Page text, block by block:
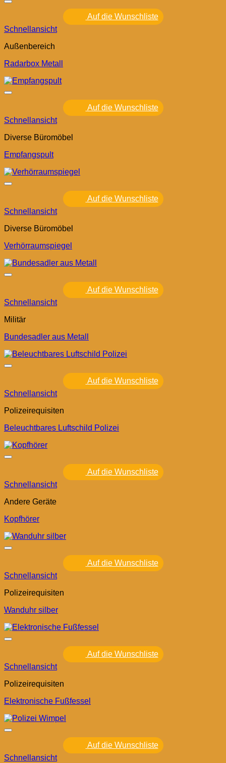
Auf die Wunschliste
Schnellansicht
Außenbereich
Radarbox Metall
Auf die Wunschliste
Schnellansicht
Diverse Büromöbel
Empfangspult
Auf die Wunschliste
Schnellansicht
Diverse Büromöbel
Verhörraumspiegel
Auf die Wunschliste
Schnellansicht
Militär
Bundesadler aus Metall
Auf die Wunschliste
Schnellansicht
Polizeirequisiten
Beleuchtbares Luftschild Polizei
Auf die Wunschliste
Schnellansicht
Andere Geräte
Kopfhörer
Auf die Wunschliste
Schnellansicht
Polizeirequisiten
Wanduhr silber
Auf die Wunschliste
Schnellansicht
Polizeirequisiten
Elektronische Fußfessel
Auf die Wunschliste
Schnellansicht